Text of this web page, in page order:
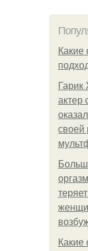
Какие
Гарик
актер
своей
Какие